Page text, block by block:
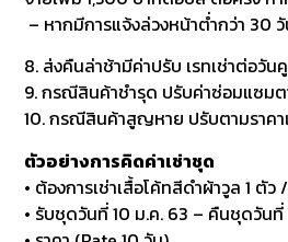
– หากมีการแจ้งล่วงหน้าต่ำกว่า 30
8. ส่งคืนล่าช้ามีค่าปรับ เรทเช่าต่อวั
9. กรณีสินค้าชำรุด ปรับค่าซ่อมแซมต
10. กรณีสินค้าสูญหาย ปรับตามราคา
ตัวอย่างการคิดค่าเช่าชุด
• ต้องการเช่าเสื้อโค้ทสีดำผ้าวูล 1
• รับชุดวันที่ 10 ม.ค. 63 – คืนชุดวันที่